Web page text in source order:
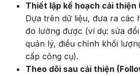
Thiết lập kế hoạch cải thiện
Dựa trên dữ liệu, đưa ra các
đo lường được (ví dụ: sửa
quản lý, điều chỉnh khối
cấp công cụ).
Theo dõi sau cải thiện